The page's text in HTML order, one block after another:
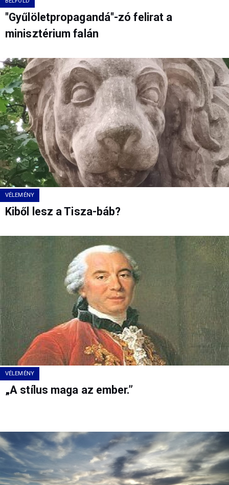
"Gyűlöletpropagandá"-zó felirat a
minisztérium falán
VÉLEMÉNY
Kiből lesz a Tisza-báb?
VÉLEMÉNY
„A stílus maga az ember.”